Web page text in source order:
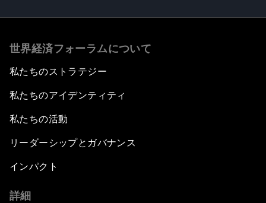
世界経済フォーラムについて
私たちのストラテジー
私たちのアイデンティティ
私たちの活動
リーダーシップとガバナンス
インパクト
詳細